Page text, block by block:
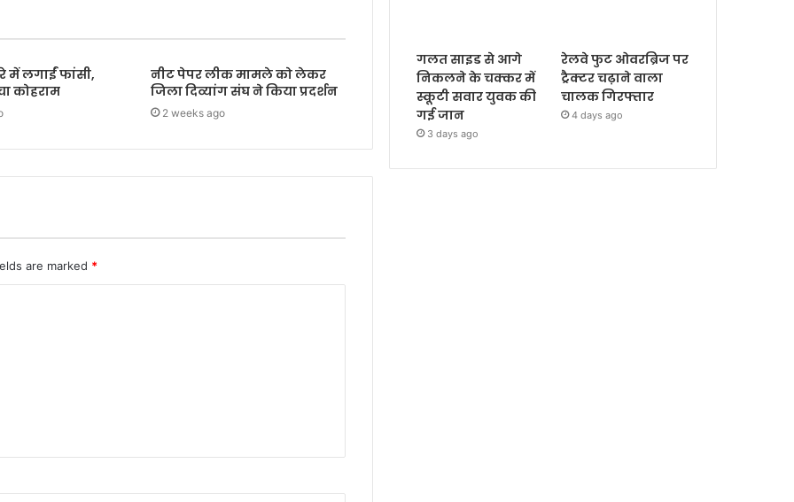
लगाईं फांसी,
कोहराम
नीट पेपर लीक मामले को लेकर
जिला दिव्यांग संघ ने किया प्रदर्शन
2 weeks ago
are marked *
गलत साइड से आगे
निकलने के चक्कर में
स्कूटी सवार युवक की
गई जान
3 days ago
रेलवे फुट ओवरब्रिज पर
ट्रैक्टर चढ़ाने वाला
चालक गिरफ्तार
4 days ago